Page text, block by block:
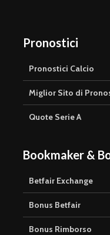
Pronostici
Pronostici Calcio
Miglior Sito di
Quote Serie A
Bookmaker &
Betfair Exchange
Bonus Betfair
Bonus Rimborso